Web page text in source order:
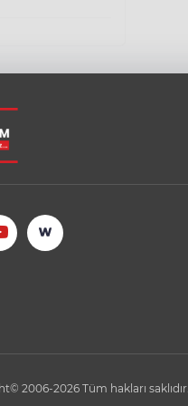
2006-2026 Tüm hakları saklıdır.